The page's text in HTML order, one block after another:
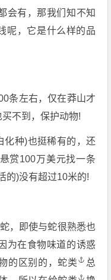
会有，那我们知不知
呢，它是什么样的品
条左右，仅在莽山才
不到，保护动物!
化种)也挺稀有的，还
赏100万美元找一条
的)没有超过10米的!
，即使与蛇很熟悉也
为在食物味道的诱惑
的区别的， 蛇类
总